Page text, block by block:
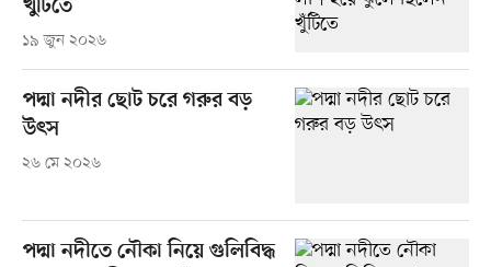
খুঁটিতে
১৯ জুন ২০২৬
পদ্মা নদীর ছোট চরে গরুর বড়
উৎস
২৬ মে ২০২৬
পদ্মা নদীতে নৌকা নিয়ে গুলিবিদ্ধ